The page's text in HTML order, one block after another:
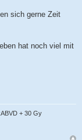
sich gerne Zeit
hat noch viel mit
+ 30 Gy